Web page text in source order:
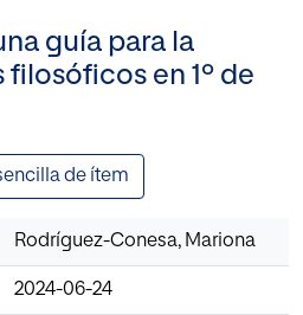
guía para la
filosóficos en 1º de
de ítem
Rodríguez-Conesa, Mariona
2024-06-24